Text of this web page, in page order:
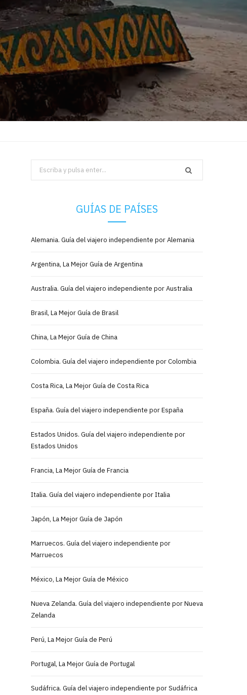
Search
for:
GUÍAS DE PAÍSES
Alemania. Guía del viajero independiente por Alemania
Argentina, La Mejor Guía de Argentina
Australia. Guía del viajero independiente por Australia
Brasil, La Mejor Guía de Brasil
China, La Mejor Guía de China
Colombia. Guía del viajero independiente por Colombia
Costa Rica, La Mejor Guía de Costa Rica
España. Guía del viajero independiente por España
Estados Unidos. Guía del viajero independiente por
Estados Unidos
Francia, La Mejor Guía de Francia
Italia. Guía del viajero independiente por Italia
Japón, La Mejor Guía de Japón
Marruecos. Guía del viajero independiente por
Marruecos
México, La Mejor Guía de México
Nueva Zelanda. Guía del viajero independiente por Nueva
Zelanda
Perú, La Mejor Guía de Perú
Portugal, La Mejor Guía de Portugal
Sudáfrica. Guía del viajero independiente por Sudáfrica